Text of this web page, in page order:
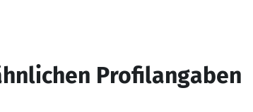
Profilangaben